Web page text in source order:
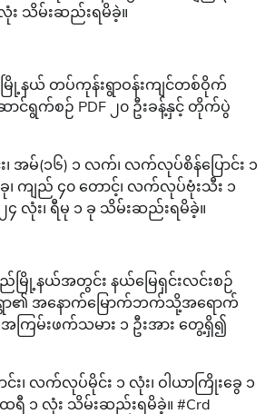
း သိမ်းဆည်းရမိခဲ့။
မြို့နယ် တပ်ကုန်းရွာဝန်းကျင်တစ်ဝိုက်
ာင်ရွက်စဉ် PDF ၂၀ ဦးခန့်နှင့် တိုက်ပွဲ
၊ အမ်(၁၆) ၁ လက်၊ လက်လုပ်စိန်ပြောင်း ၁
ကျည် ၄၀ တောင့်၊ လက်လုပ်ဗုံးသီး ၁
လုံး၊ ရီမု ၁ ခု သိမ်းဆည်းရမိခဲ့။
ည်မြို့နယ်အတွင်း နယ်မြေရှင်းလင်းစဉ်
ရွာ၏ အနောက်မြောက်ဘက်သို့အရောက်
ကြမ်းဖက်သမား ၁ ဦးအား တွေ့ရှိ၍
း၊ လက်လုပ်မိုင်း ၁ လုံး၊ ဝါယာကြိုးခွေ ၁
၁ လုံး သိမ်းဆည်းရမိခဲ့။ #Crd